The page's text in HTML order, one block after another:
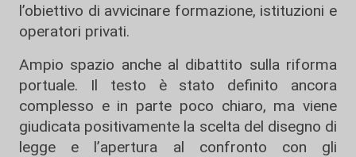
l’obiettivo di avvicinare formazione, istituzioni e
operatori privati.
Ampio spazio anche al dibattito sulla riforma
portuale. Il testo è stato definito ancora
complesso e in parte poco chiaro, ma viene
giudicata positivamente la scelta del disegno di
legge e l’apertura al confronto con gli